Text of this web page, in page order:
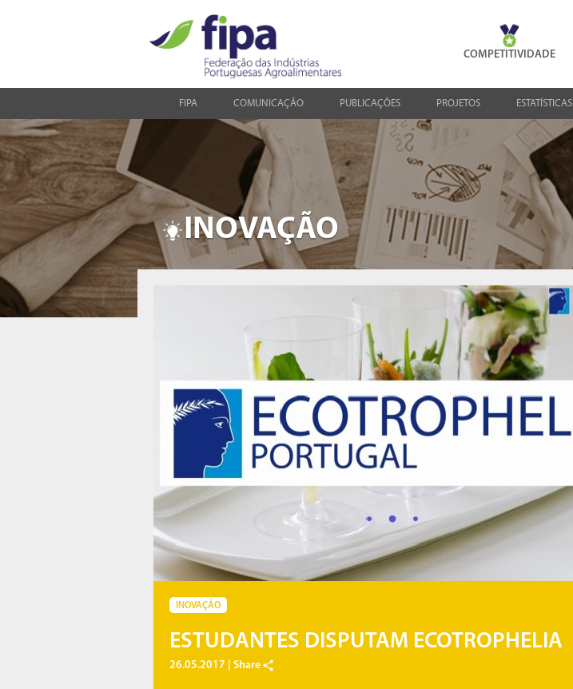
COMPETITIVIDADE
FIPA COMUNICAÇÃO PUBLICAÇÕES PROJETOS ESTATÍSTICAS
INOVAÇÃO
INOVAÇÃO
ESTUDANTES DISPUTAM ECOTROPHELIA
26.05.2017 | Share